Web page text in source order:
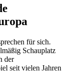
für sich.
Schauplatz
der
seit vielen Jahren